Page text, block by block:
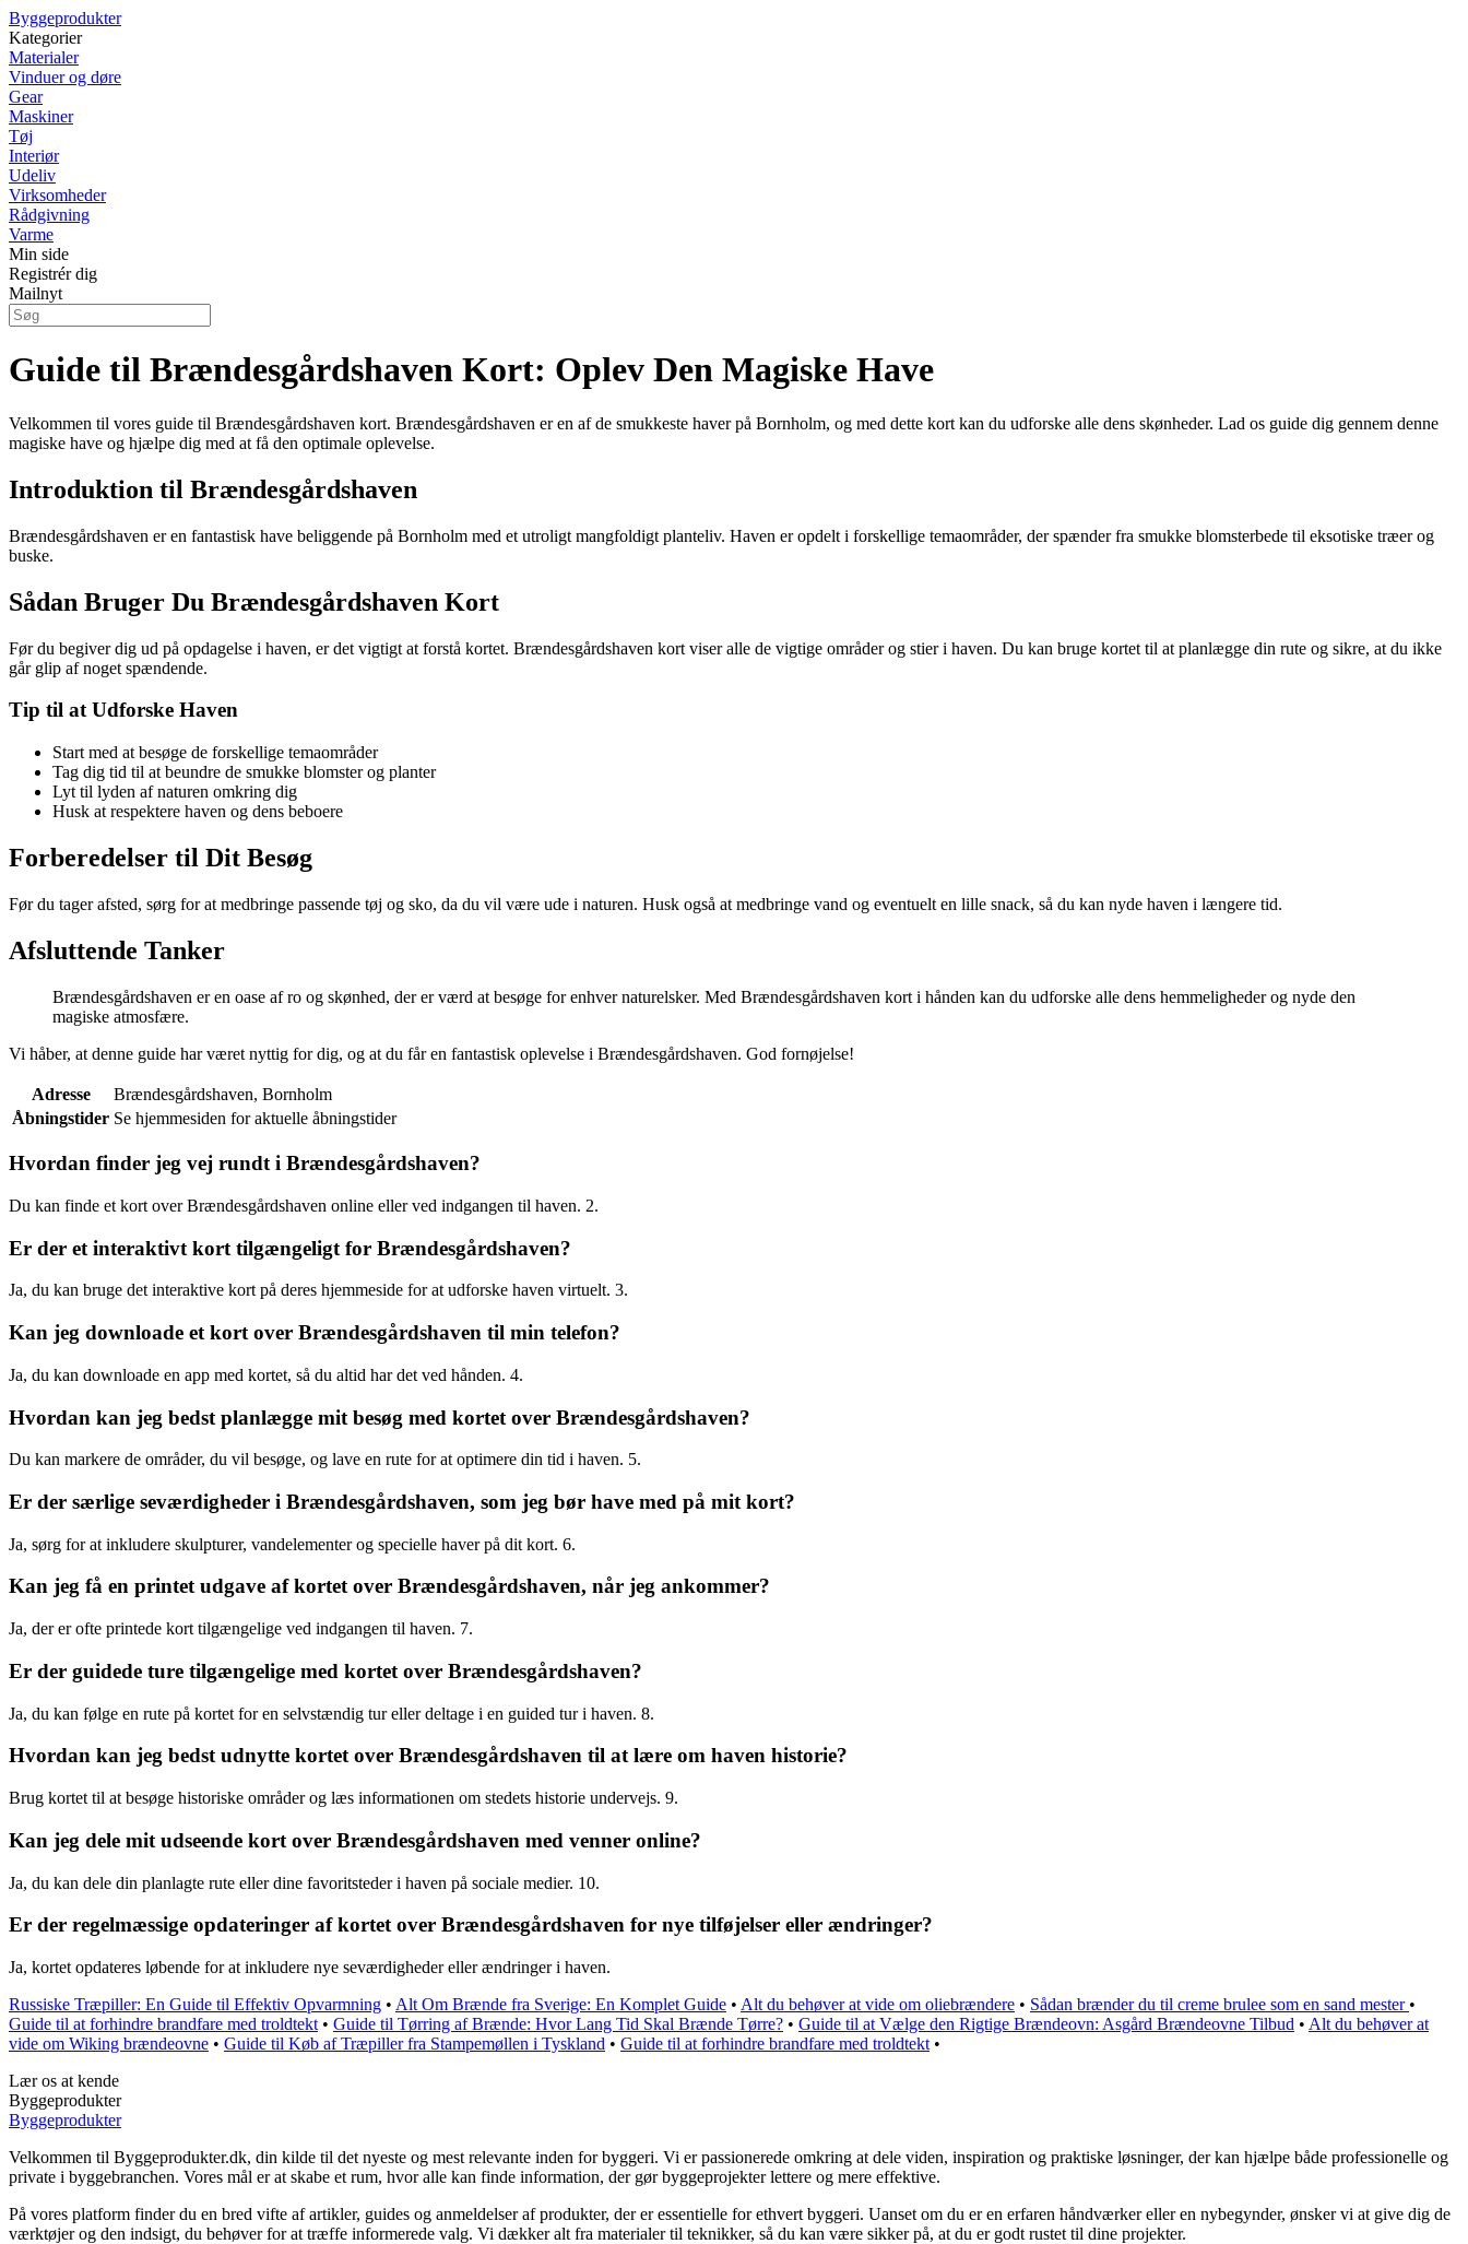
Byggeprodukter
Kategorier
Materialer
Vinduer og døre
Gear
Maskiner
Tøj
Interiør
Udeliv
Virksomheder
Rådgivning
Varme
Min side
Registrér dig
Mailnyt
Guide til Brændesgårdshaven Kort: Oplev Den Magiske Have
Velkommen til vores guide til Brændesgårdshaven kort. Brændesgårdshaven er en af de smukkeste haver på Bornholm, og med dette kort kan du udforske alle dens skønheder. Lad os guide dig gennem denne
magiske have og hjælpe dig med at få den optimale oplevelse.
Introduktion til Brændesgårdshaven
Brændesgårdshaven er en fantastisk have beliggende på Bornholm med et utroligt mangfoldigt planteliv. Haven er opdelt i forskellige temaområder, der spænder fra smukke blomsterbede til eksotiske træer og
buske.
Sådan Bruger Du Brændesgårdshaven Kort
Før du begiver dig ud på opdagelse i haven, er det vigtigt at forstå kortet. Brændesgårdshaven kort viser alle de vigtige områder og stier i haven. Du kan bruge kortet til at planlægge din rute og sikre, at du ikke
går glip af noget spændende.
Tip til at Udforske Haven
Start med at besøge de forskellige temaområder
Tag dig tid til at beundre de smukke blomster og planter
Lyt til lyden af naturen omkring dig
Husk at respektere haven og dens beboere
Forberedelser til Dit Besøg
Før du tager afsted, sørg for at medbringe passende tøj og sko, da du vil være ude i naturen. Husk også at medbringe vand og eventuelt en lille snack, så du kan nyde haven i længere tid.
Afsluttende Tanker
Brændesgårdshaven er en oase af ro og skønhed, der er værd at besøge for enhver naturelsker. Med Brændesgårdshaven kort i hånden kan du udforske alle dens hemmeligheder og nyde den
magiske atmosfære.
Vi håber, at denne guide har været nyttig for dig, og at du får en fantastisk oplevelse i Brændesgårdshaven. God fornøjelse!
Adresse
Brændesgårdshaven, Bornholm
Åbningstider Se hjemmesiden for aktuelle åbningstider
Hvordan finder jeg vej rundt i Brændesgårdshaven?
Du kan finde et kort over Brændesgårdshaven online eller ved indgangen til haven. 2.
Er der et interaktivt kort tilgængeligt for Brændesgårdshaven?
Ja, du kan bruge det interaktive kort på deres hjemmeside for at udforske haven virtuelt. 3.
Kan jeg downloade et kort over Brændesgårdshaven til min telefon?
Ja, du kan downloade en app med kortet, så du altid har det ved hånden. 4.
Hvordan kan jeg bedst planlægge mit besøg med kortet over Brændesgårdshaven?
Du kan markere de områder, du vil besøge, og lave en rute for at optimere din tid i haven. 5.
Er der særlige seværdigheder i Brændesgårdshaven, som jeg bør have med på mit kort?
Ja, sørg for at inkludere skulpturer, vandelementer og specielle haver på dit kort. 6.
Kan jeg få en printet udgave af kortet over Brændesgårdshaven, når jeg ankommer?
Ja, der er ofte printede kort tilgængelige ved indgangen til haven. 7.
Er der guidede ture tilgængelige med kortet over Brændesgårdshaven?
Ja, du kan følge en rute på kortet for en selvstændig tur eller deltage i en guided tur i haven. 8.
Hvordan kan jeg bedst udnytte kortet over Brændesgårdshaven til at lære om haven historie?
Brug kortet til at besøge historiske områder og læs informationen om stedets historie undervejs. 9.
Kan jeg dele mit udseende kort over Brændesgårdshaven med venner online?
Ja, du kan dele din planlagte rute eller dine favoritsteder i haven på sociale medier. 10.
Er der regelmæssige opdateringer af kortet over Brændesgårdshaven for nye tilføjelser eller ændringer?
Ja, kortet opdateres løbende for at inkludere nye seværdigheder eller ændringer i haven.
Russiske Træpiller: En Guide til Effektiv Opvarmning • Alt Om Brænde fra Sverige: En Komplet Guide • Alt du behøver at vide om oliebrændere • Sådan brænder du til creme brulee som en sand mester •
Guide til at forhindre brandfare med troldtekt • Guide til Tørring af Brænde: Hvor Lang Tid Skal Brænde Tørre? • Guide til at Vælge den Rigtige Brændeovn: Asgård Brændeovne Tilbud • Alt du behøver at
vide om Wiking brændeovne • Guide til Køb af Træpiller fra Stampemøllen i Tyskland • Guide til at forhindre brandfare med troldtekt •
Lær os at kende
Byggeprodukter
Byggeprodukter
Velkommen til Byggeprodukter.dk, din kilde til det nyeste og mest relevante inden for byggeri. Vi er passionerede omkring at dele viden, inspiration og praktiske løsninger, der kan hjælpe både professionelle og
private i byggebranchen. Vores mål er at skabe et rum, hvor alle kan finde information, der gør byggeprojekter lettere og mere effektive.
På vores platform finder du en bred vifte af artikler, guides og anmeldelser af produkter, der er essentielle for ethvert byggeri. Uanset om du er en erfaren håndværker eller en nybegynder, ønsker vi at give dig de
værktøjer og den indsigt, du behøver for at træffe informerede valg. Vi dækker alt fra materialer til teknikker, så du kan være sikker på, at du er godt rustet til dine projekter.